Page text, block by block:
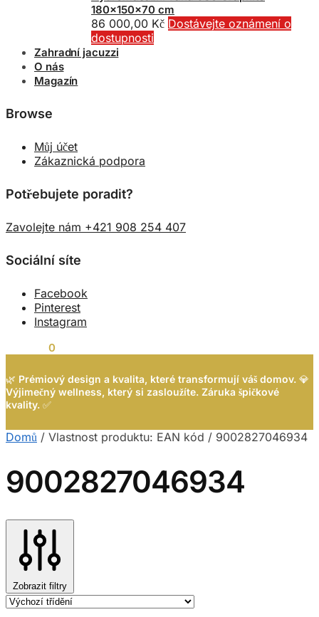
180x150x70 cm
86 000,00 Kč Dostávejte oznámení o
dostupnosti
Zahradní jacuzzi
O nás
Magazín
Browse
Můj účet
Zákaznická podpora
Potřebujete poradit?
Zavolejte nám +421 908 254 407
Sociální síte
Facebook
Pinterest
Instagram
0
🌿 Prémiový design a kvalita, které transformují váš domov. 💎
Výjimečný wellness, který si zasloužíte. Záruka špičkové
kvality. ✅
Domů / Vlastnost produktu: EAN kód / 9002827046934
9002827046934
Zobrazit filtry